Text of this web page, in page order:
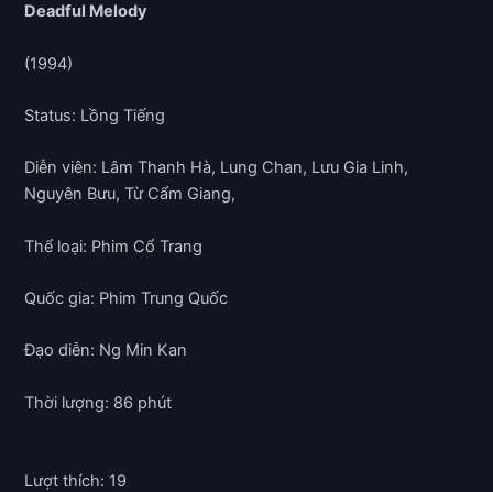
Deadful Melody
(1994)
Status: Lồng Tiếng
Diễn viên: Lâm Thanh Hà, Lung Chan, Lưu Gia Linh,
Nguyên Bưu, Từ Cẩm Giang,
Thể loại: Phim Cổ Trang
Quốc gia: Phim Trung Quốc
Đạo diễn: Ng Min Kan
Thời lượng: 86 phút
Lượt thích: 19